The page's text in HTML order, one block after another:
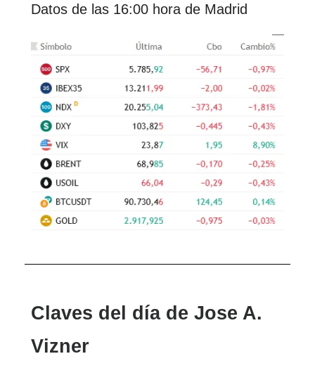
Datos de las 16:00 hora de Madrid
Claves del día de Jose A.
Vizner